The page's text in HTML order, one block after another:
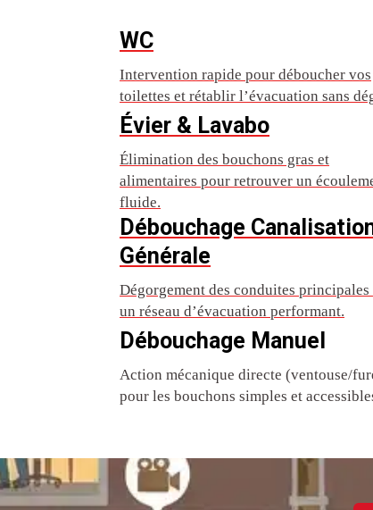
WC
Intervention rapide pour déboucher vos
toilettes et rétablir l’évacuation sans
Évier & Lavabo
Élimination des bouchons gras et
alimentaires pour retrouver un
fluide.
Débouchage
Générale
Dégorgement des conduites
un réseau d’évacuation performant.
Débouchage Manuel
Action mécanique directe (ventouse/
pour les bouchons simples et